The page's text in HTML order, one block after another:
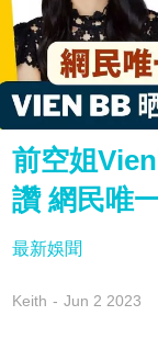
前空姐
讚 網民唯
最新娛聞
Keith Jun 2 2023